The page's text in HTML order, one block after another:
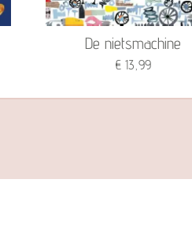
De nietsmachine
€ 13,99